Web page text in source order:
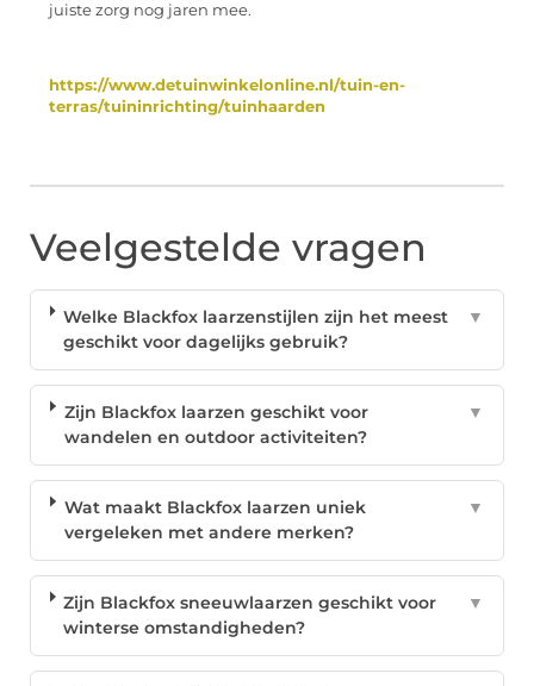
juiste zorg nog jaren mee.
https://www.detuinwinkelonline.nl/tuin-en-
terras/tuininrichting/tuinhaarden
Veelgestelde vragen
Welke Blackfox laarzenstijlen zijn het meest
geschikt voor dagelijks gebruik?
▼
Zijn Blackfox laarzen geschikt voor
wandelen en outdoor activiteiten?
▼
Wat maakt Blackfox laarzen uniek
vergeleken met andere merken?
▼
Zijn Blackfox sneeuwlaarzen geschikt voor
winterse omstandigheden?
▼